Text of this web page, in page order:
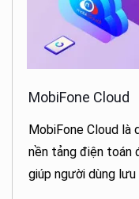
MobiFone Cloud
MobiFone Cloud là
nền tảng điện toán
giúp người dùng